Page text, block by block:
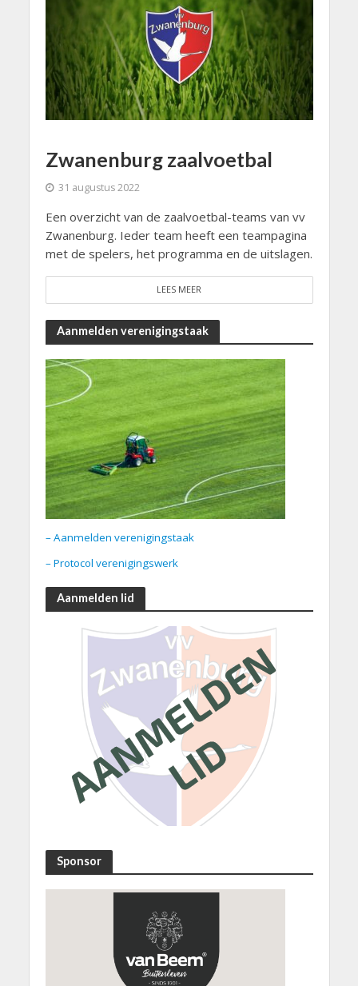
Zwanenburg zaalvoetbal
31 augustus 2022
Een overzicht van de zaalvoetbal-teams van vv
Zwanenburg. Ieder team heeft een teampagina
met de spelers, het programma en de uitslagen.
LEES MEER
Aanmelden verenigingstaak
– Aanmelden verenigingstaak
– Protocol verenigingswerk
Aanmelden lid
Sponsor